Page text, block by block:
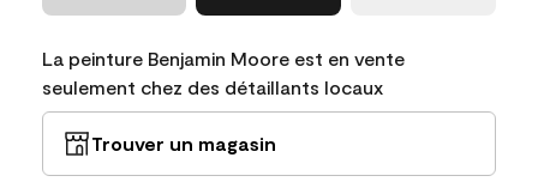
La peinture Benjamin Moore est en vente
seulement chez des détaillants locaux
Trouver un magasin